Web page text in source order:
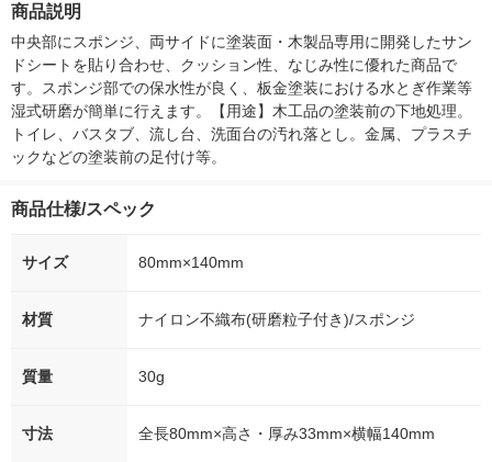
シ） オリジナル
オリジナル
商品説明
中央部にスポンジ、両サイドに塗装面・木製品専用に開発したサン
ドシートを貼り合わせ、クッション性、なじみ性に優れた商品で
す。スポンジ部での保水性が良く、板金塗装における水とぎ作業等
湿式研磨が簡単に行えます。【用途】木工品の塗装前の下地処理。
トイレ、バスタブ、流し台、洗面台の汚れ落とし。金属、プラスチ
ックなどの塗装前の足付け等。
商品仕様/スペック
サイズ 80mm×140mm
材質 ナイロン不織布(研磨粒子付き)/スポンジ
質量 30g
寸法 全長80mm×高さ・厚み33mm×横幅140mm